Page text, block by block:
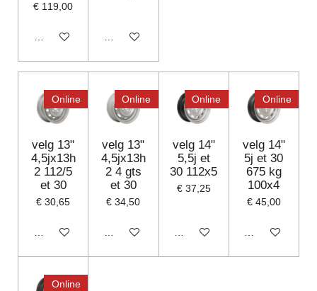
€ 119,00
In winkelwagen Houd mij op de hoogte
Online
velg 13"
4,5jx13h
2 112/5
et 30
€ 30,65
In winkelwagen
Online
velg 13"
4,5jx13h
2 4 gts
et 30
€ 34,50
In winkelwagen
Online
velg 14"
5,5j et
30 112x5
€ 37,25
In winkelwagen
Online
velg 14"
5j et 30
675 kg
100x4
€ 45,00
In winkelwagen
Online